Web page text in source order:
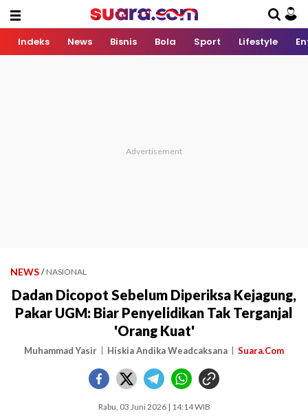
Indeks News Bisnis Bola Sport Lifestyle
NEWS / NASIONAL
Dadan Dicopot Sebelum Diperiksa Kejagung,
Pakar UGM: Biar Penyelidikan Tak Terganjal
'Orang Kuat'
Muhammad Yasir Hiskia Andika Weadcaksana Suara.Com
Rabu, 03 Juni 2026 | 14:14 WIB